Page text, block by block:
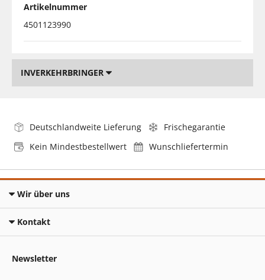
Artikelnummer
4501123990
INVERKEHRBRINGER
Deutschlandweite Lieferung
Frischegarantie
Kein Mindestbestellwert
Wunschliefertermin
Wir über uns
Kontakt
Newsletter